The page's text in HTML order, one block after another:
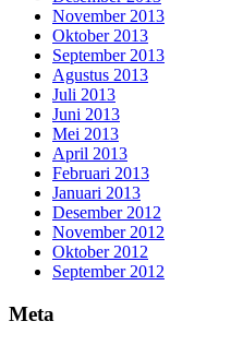
November 2013
Oktober 2013
September 2013
Agustus 2013
Juli 2013
Juni 2013
Mei 2013
April 2013
Februari 2013
Januari 2013
Desember 2012
November 2012
Oktober 2012
September 2012
Meta